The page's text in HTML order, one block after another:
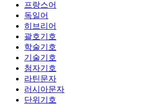
프랑스어
독일어
히브리어
괄호기호
학술기호
기술기호
첨자기호
라틴문자
러시아문자
단위기호